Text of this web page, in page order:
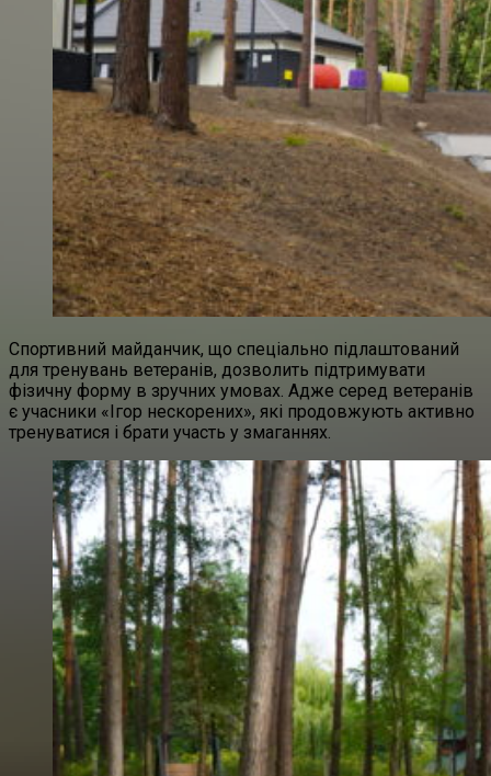
Спортивний майданчик, що спеціально підлаштований
для тренувань ветеранів, дозволить підтримувати
фізичну форму в зручних умовах. Адже серед ветеранів
є учасники «Ігор нескорених», які продовжують активно
тренуватися і брати участь у змаганнях.